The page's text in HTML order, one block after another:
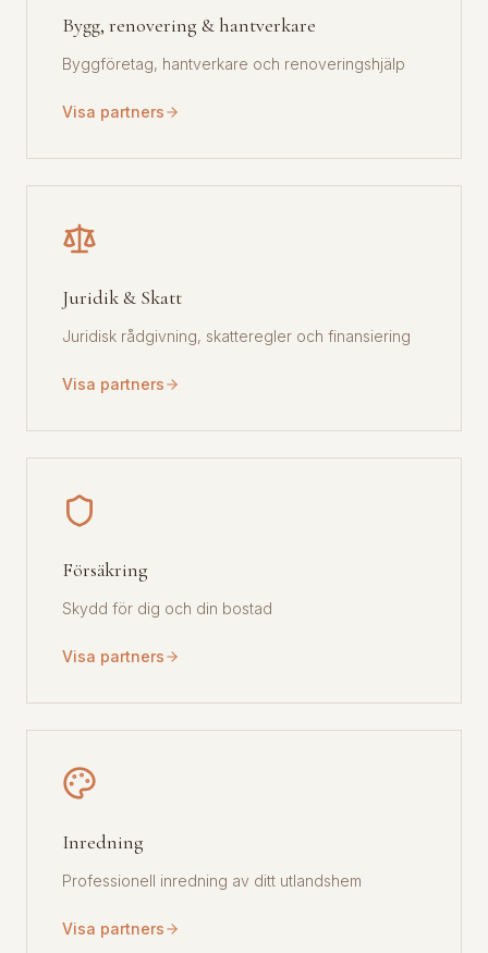
Bygg, renovering & hantverkare
Byggföretag, hantverkare och renoveringshjälp
Visa partners
Juridik & Skatt
Juridisk rådgivning, skatteregler och finansiering
Visa partners
Försäkring
Skydd för dig och din bostad
Visa partners
Inredning
Professionell inredning av ditt utlandshem
Visa partners